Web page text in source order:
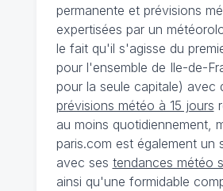
permanente et prévisions
expertisées par un
le fait qu'il s'agisse du
pour l'ensemble de Ile-de-
pour la seule capitale) avec
prévisions météo à 15 jours
au moins quotidiennement,
paris.com est également un
avec ses tendances météo
ainsi qu'une formidable